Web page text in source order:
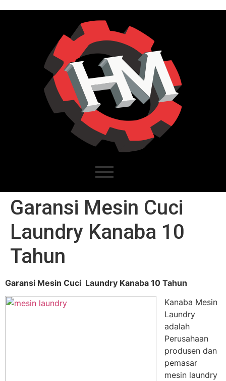
Garansi Mesin Cuci
Laundry Kanaba 10
Tahun
Garansi Mesin Cuci Laundry Kanaba 10 Tahun
Kanaba Mesin
Laundry
adalah
Perusahaan
produsen dan
pemasar
mesin laundry